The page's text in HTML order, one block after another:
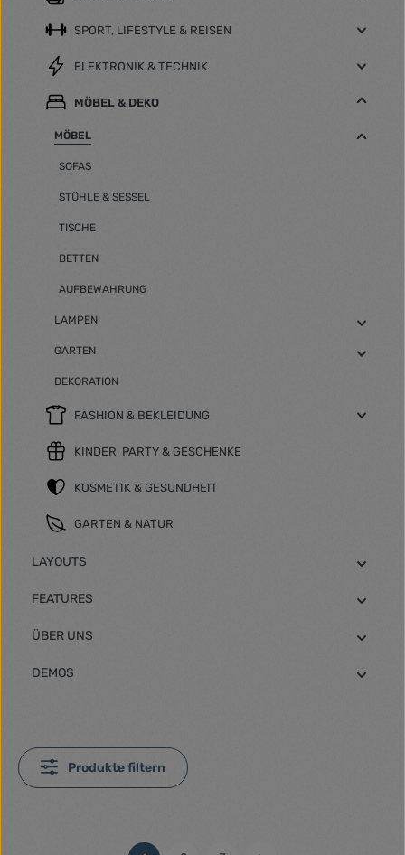
SPORT, LIFESTYLE & REISEN
ELEKTRONIK & TECHNIK
MÖBEL & DEKO
MÖBEL
SOFAS
STÜHLE & SESSEL
TISCHE
BETTEN
AUFBEWAHRUNG
LAMPEN
GARTEN
DEKORATION
FASHION & BEKLEIDUNG
KINDER, PARTY & GESCHENKE
KOSMETIK & GESUNDHEIT
GARTEN & NATUR
LAYOUTS
FEATURES
ÜBER UNS
DEMOS
Produkte filtern